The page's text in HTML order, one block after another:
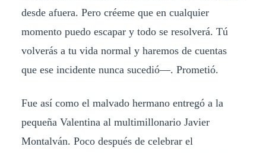
desde afuera. Pero créeme que en cualquier
momento puedo escapar y todo se resolverá. Tú
volverás a tu vida normal y haremos de cuentas
que ese incidente nunca sucedió—. Prometió.
Fue así como el malvado hermano entregó a la
pequeña Valentina al multimillonario Javier
Montalván. Poco después de celebrar el